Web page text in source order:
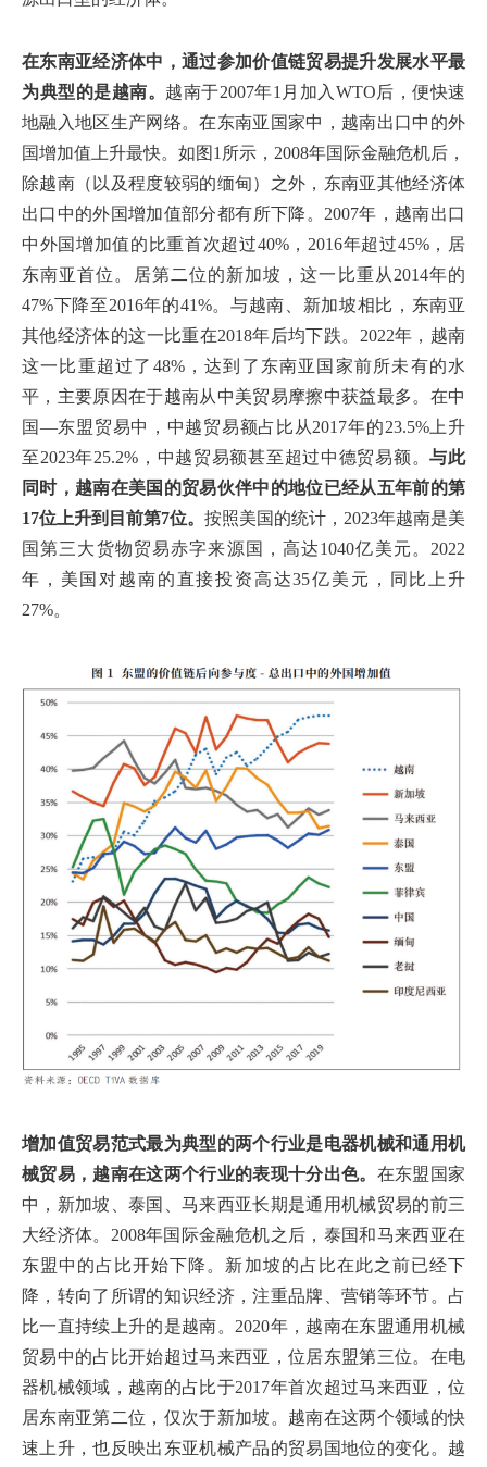
在东南亚经济体中，通过参加价值链贸易提升发展水平最
为典型的是越南。 越南于2007年1月加入WTO后，便快速
地融入地区生产网络。在东南亚国家中，越南出口中的外
国增加值上升最快。如图1所示，2008年国际金融危机后，
除越南（以及程度较弱的缅甸）之外，东南亚其他经济体
出口中的外国增加值部分都有所下降。2007年，越南出口
中外国增加值的比重首次超过40%，2016年超过45%，居
东南亚首位。居第二位的新加坡，这一比重从2014年的
47%下降至2016年的41%。与越南、新加坡相比，东南亚
其他经济体的这一比重在2018年后均下跌。2022年，越南
这一比重超过了48%，达到了东南亚国家前所未有的水
平，主要原因在于越南从中美贸易摩擦中获益最多。在中
国—东盟贸易中，中越贸易额占比从2017年的23.5%上升
至2023年25.2%，中越贸易额甚至超过中德贸易额。与此
同时，越南在美国的贸易伙伴中的地位已经从五年前的第
17位上升到目前第7位。 按照美国的统计，2023年越南是美
国第三大货物贸易赤字来源国，高达1040亿美元。2022
年，美国对越南的直接投资高达35亿美元，同比上升
27%。
增加值贸易范式最为典型的两个行业是电器机械和通用机
械贸易，越南在这两个行业的表现十分出色。 在东盟国家
中，新加坡、泰国、马来西亚长期是通用机械贸易的前三
大经济体。2008年国际金融危机之后，泰国和马来西亚在
东盟中的占比开始下降。新加坡的占比在此之前已经下
降，转向了所谓的知识经济，注重品牌、营销等环节。占
比一直持续上升的是越南。2020年，越南在东盟通用机械
贸易中的占比开始超过马来西亚，位居东盟第三位。在电
器机械领域，越南的占比于2017年首次超过马来西亚，位
居东南亚第二位，仅次于新加坡。越南在这两个领域的快
速上升，也反映出东亚机械产品的贸易国地位的变化。越